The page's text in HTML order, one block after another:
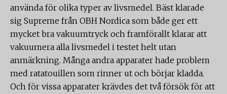
använda för olika typer av livsmedel. Bäst klarade
sig Supreme från OBH Nordica som både ger ett
mycket bra vakuumtryck och framförallt klarar att
vakuumera alla livsmedel i testet helt utan
anmärkning. Många andra apparater hade problem
med ratatouillen som rinner ut och börjar kladda.
Och för vissa apparater krävdes det två försök för att